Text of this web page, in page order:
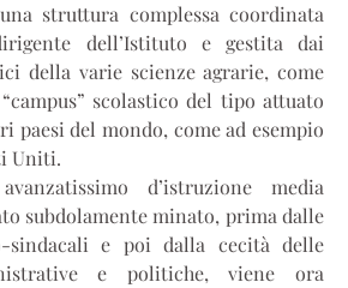
struttura complessa coordinata
dell’Istituto e gestita dai
della varie scienze agrarie, come
scolastico del tipo attuato
paesi del mondo, come ad esempio
Uniti.
d’istruzione media
subdolamente minato, prima dalle
sindacali e poi dalla cecità delle
e politiche, viene ora